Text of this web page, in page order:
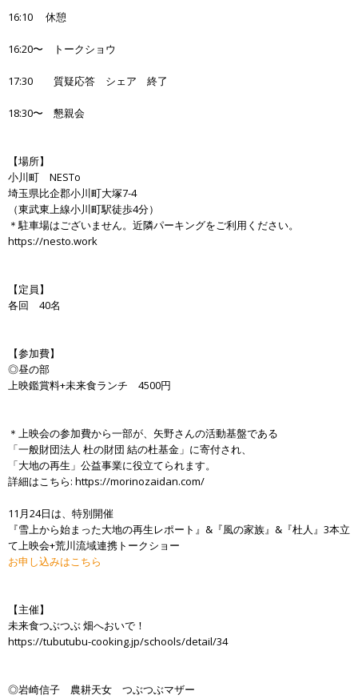
16:10 休憩
16:20〜 トークショウ
17:30 質疑応答 シェア 終了
18:30〜 懇親会
【場所】
小川町 NESTo
埼玉県比企郡小川町大塚7-4
（東武東上線小川町駅徒歩4分）
＊駐車場はございません。近隣パーキングをご利用ください。
https://nesto.work
【定員】
各回 40名
【参加費】
◎昼の部
上映鑑賞料+未来食ランチ 4500円
＊上映会の参加費から一部が、矢野さんの活動基盤である
「一般財団法人 杜の財団 結の杜基金」に寄付され、
「大地の再生」公益事業に役立てられます。
詳細はこちら: https://morinozaidan.com/
11月24日は、特別開催
『雪上から始まった大地の再生レポート』&『風の家族』&『杜人』3本立
て上映会+荒川流域連携トークショー
お申し込みはこちら
【主催】
未来食つぶつぶ 畑へおいで！
https://tubutubu-cooking.jp/schools/detail/34
◎岩崎信子 農耕天女 つぶつぶマザー